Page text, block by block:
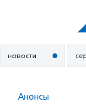
новости
Анонсы